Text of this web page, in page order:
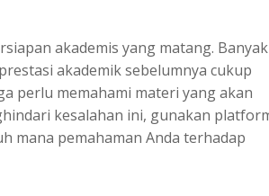
akademis yang matang. Banyak
akademik sebelumnya cukup
perlu memahami materi yang akan
kesalahan ini, gunakan
mana pemahaman Anda terhadap